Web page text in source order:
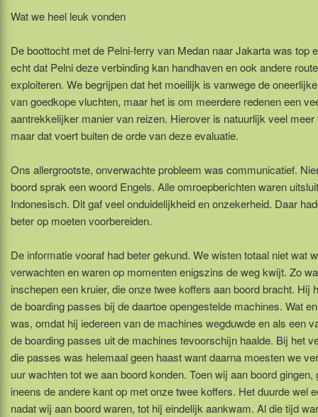
Wat we heel leuk vonden
De boottocht met de Pelni-ferry van Medan naar Jakarta was top
echt dat Pelni deze verbinding kan handhaven en ook andere
exploiteren. We begrijpen dat het moeilijk is vanwege de
van goedkope vluchten, maar het is om meerdere redenen een
aantrekkelijker manier van reizen. Hierover is natuurlijk veel meer
maar dat voert buiten de orde van deze evaluatie.
Ons allergrootste, onverwachte probleem was communicatief.
boord sprak een woord Engels. Alle omroepberichten waren
Indonesisch. Dit gaf veel onduidelijkheid en onzekerheid. Daar
beter op moeten voorbereiden.
De informatie vooraf had beter gekund. We wisten totaal niet wat
verwachten en waren op momenten enigszins de weg kwijt. Zo
inschepen een kruier, die onze twee koffers aan boord bracht. Hij
de boarding passes bij de daartoe opengestelde machines. Wat
was, omdat hij iedereen van de machines wegduwde en als een
de boarding passes uit de machines tevoorschijn haalde. Bij het
die passes was helemaal geen haast want daarna moesten we
uur wachten tot we aan boord konden. Toen wij aan boord gingen,
ineens de andere kant op met onze twee koffers. Het duurde wel
nadat wij aan boord waren, tot hij eindelijk aankwam. Al die tijd